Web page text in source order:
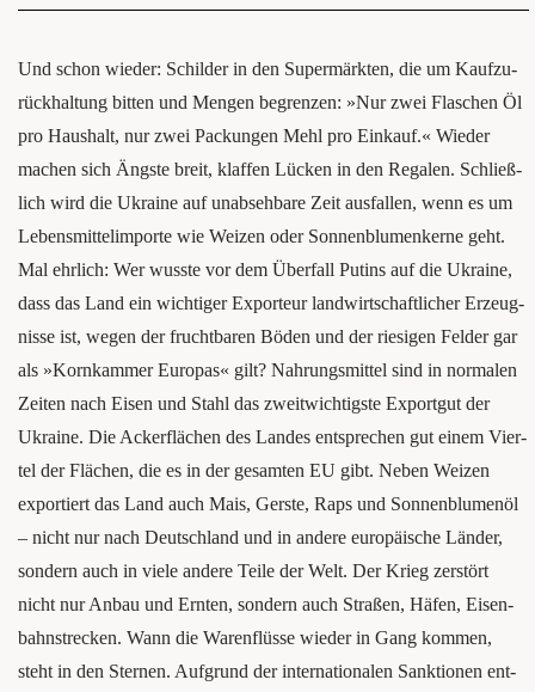
Und schon wie­der: Schil­der in den Super­märk­ten, die um Kauf­zu­
rück­hal­tung bit­ten und Men­gen begren­zen: »Nur zwei Fla­schen Öl
pro Haus­halt, nur zwei Packun­gen Mehl pro Ein­kauf.« Wie­der
machen sich Ängs­te breit, klaf­fen Lücken in den Rega­len. Schließ­
lich wird die Ukrai­ne auf unab­seh­ba­re Zeit aus­fal­len, wenn es um
Lebens­mit­tel­im­por­te wie Wei­zen oder Son­nen­blu­men­ker­ne geht.
Mal ehr­lich: Wer wuss­te vor dem Über­fall Putins auf die Ukrai­ne,
dass das Land ein wich­ti­ger Expor­teur land­wirt­schaft­li­cher Erzeug­
nis­se ist, wegen der frucht­ba­ren Böden und der rie­si­gen Fel­der gar
als »Korn­kam­mer Euro­pas« gilt? Nah­rungs­mit­tel sind in nor­ma­len
Zei­ten nach Eisen und Stahl das zweit­wich­tigs­te Export­gut der
Ukrai­ne. Die Acker­flä­chen des Lan­des ent­spre­chen gut einem Vier­
tel der Flä­chen, die es in der gesam­ten EU gibt. Neben Wei­zen
expor­tiert das Land auch Mais, Gers­te, Raps und Son­nen­blu­men­öl
– nicht nur nach Deutsch­land und in ande­re euro­päi­sche Län­der,
son­dern auch in vie­le ande­re Tei­le der Welt. Der Krieg zer­stört
nicht nur Anbau und Ern­ten, son­dern auch Stra­ßen, Häfen, Eisen­
bahn­stre­cken. Wann die Waren­flüs­se wie­der in Gang kom­men,
steht in den Ster­nen. Auf­grund der inter­na­tio­na­len Sank­tio­nen ent­